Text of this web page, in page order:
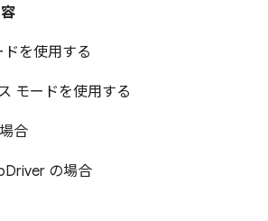
を使用する
モードを使用する
合
の場合